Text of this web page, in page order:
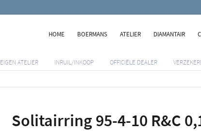
HOME BOERMANS ATELIER DIAMANTAIR
EIGEN ATELIER INRUIL/INKOOP OFFICIËLE DEALER
Solitairring 95-4-10 R&C